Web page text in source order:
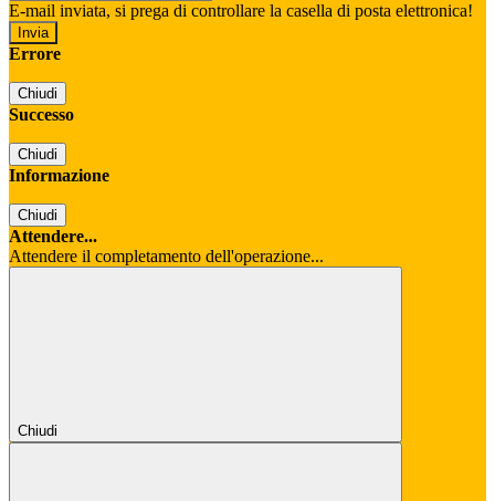
E-mail inviata, si prega di controllare la casella di posta elettronica!
Errore
Chiudi
Successo
Chiudi
Informazione
Chiudi
Attendere...
Attendere il completamento dell'operazione...
Chiudi